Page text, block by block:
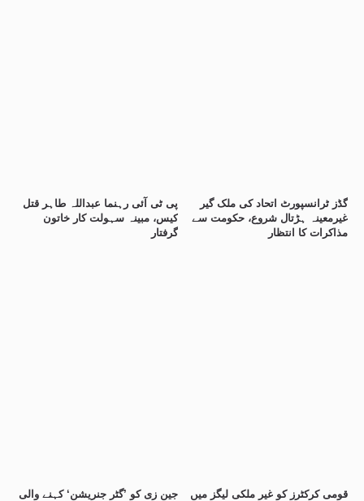
پی ٹی آئی رہنما عبداللہ طاہر قتل
کیس، مبینہ سہولت کار خاتون
گرفتار
گڈز ٹرانسپورٹ اتحاد کی ملک گیر
غیرمعینہ ہڑتال شروع، حکومت سے
مذاکرات کا انتظار
جین زی کو ’گٹر جنریشن‘ کہنے والی
قومی کرکٹرز کو غیر ملکی لیگز میں